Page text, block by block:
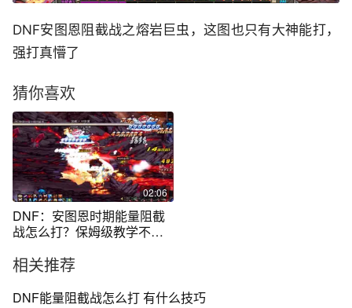
DNF安图恩阻截战之熔岩巨虫，这图也只有大神能打，
强打真懵了
猜你喜欢
02:06
DNF：安图恩时期能量阻截
战怎么打？保姆级教学不进
相关推荐
DNF能量阻截战怎么打 有什么技巧